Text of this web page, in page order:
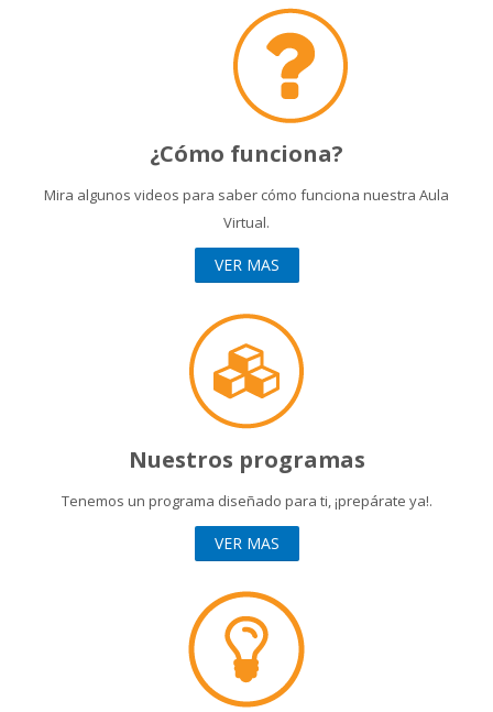
¿Cómo funciona?
Mira algunos videos para saber cómo funciona nuestra Aula
Virtual.
VER MAS
Nuestros programas
Tenemos un programa diseñado para ti, ¡prepárate ya!.
VER MAS